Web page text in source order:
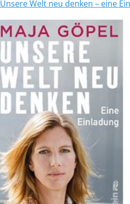
Unsere Welt neu denken – eine